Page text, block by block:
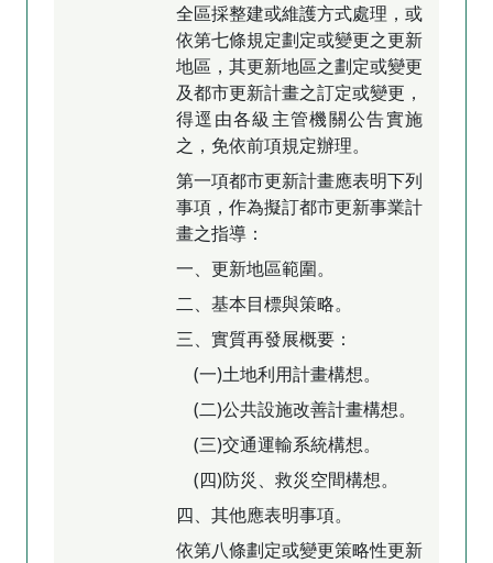
全區採整建或維護方式處理，或
依第七條規定劃定或變更之更新
地區，其更新地區之劃定或變更
及都市更新計畫之訂定或變更，
得逕由各級主管機關公告實施
之，免依前項規定辦理。
第一項都市更新計畫應表明下列
事項，作為擬訂都市更新事業計
畫之指導：
一、更新地區範圍。
二、基本目標與策略。
三、實質再發展概要：
(一)土地利用計畫構想。
(二)公共設施改善計畫構想。
(三)交通運輸系統構想。
(四)防災、救災空間構想。
四、其他應表明事項。
依第八條劃定或變更策略性更新